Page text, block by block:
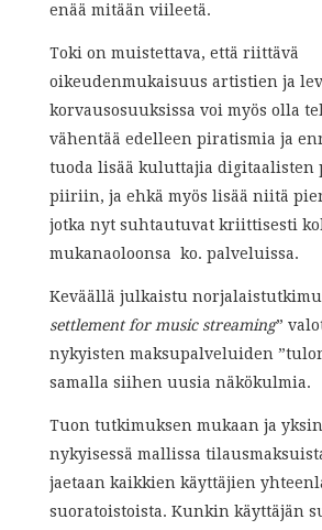
enää mitään viileetä.
Toki on muistettava, että riittävä
oikeudenmukaisuus artistien ja
korvausosuuksissa voi myös olla
vähentää edelleen piratismia ja
tuoda lisää kuluttajia digitaalisten
piiriin, ja ehkä myös lisää niitä
jotka nyt suhtautuvat kriittisesti
mukanaoloonsa ko. palveluissa.
Keväällä julkaistu
settlement for music streaming”
nykyisten maksupalveluiden
samalla siihen uusia näkökulmia.
Tuon tutkimuksen mukaan ja
nykyisessä mallissa
jaetaan kaikkien käyttäjien
suoratoistoista. Kunkin käyttäjän